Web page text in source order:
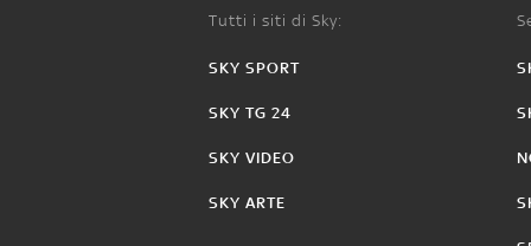
Tutti i siti di Sky:
SKY SPORT
SKY TG 24
SKY VIDEO
SKY ARTE